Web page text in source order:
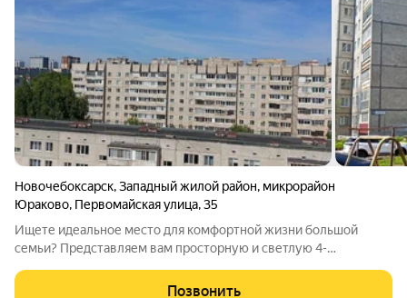
Новочебоксарск,Западный жилой район, микрорайон
Юраково, Первомайская улица,35
Ищете идеальное место для комфортной жизни большой
семьи? Представляем вам просторную и светлую 4-
адресу: Первомайская 35. О квартире: Общая площадь: 71,3
Позвонить